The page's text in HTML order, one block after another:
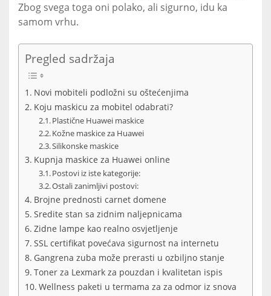
Zbog svega toga oni polako, ali sigurno, idu ka
samom vrhu.
Pregled sadržaja
Novi mobiteli podložni su oštećenjima
Koju maskicu za mobitel odabrati?
Plastične Huawei maskice
Kožne maskice za Huawei
Silikonske maskice
Kupnja maskice za Huawei online
Postovi iz iste kategorije:
Ostali zanimljivi postovi:
Brojne prednosti carnet domene
Sredite stan sa zidnim naljepnicama
Zidne lampe kao realno osvjetljenje
SSL certifikat povećava sigurnost na internetu
Gangrena zuba može prerasti u ozbiljno stanje
Toner za Lexmark za pouzdan i kvalitetan ispis
Wellness paketi u termama za za odmor iz snova